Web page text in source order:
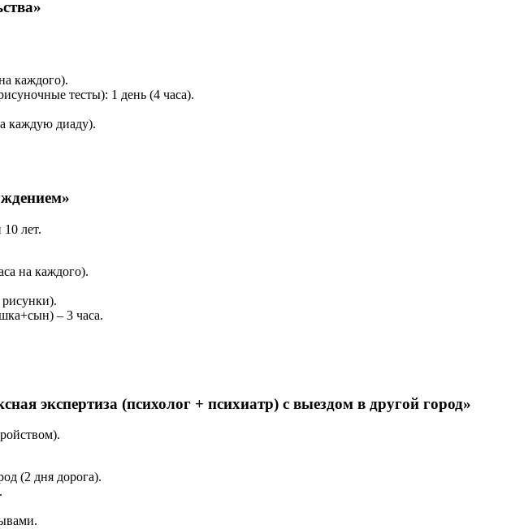
каждого).
тесты): 1 день (4 часа).
каждую диаду).
лет.
на каждого).
рисунки).
– 3 часа.
экспертиза (психолог + психиатр) с выездом в другой город»
(2 дня дорога).